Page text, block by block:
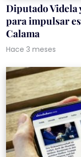
Diputado Videla
para impulsar
Calama
Hace 3 meses